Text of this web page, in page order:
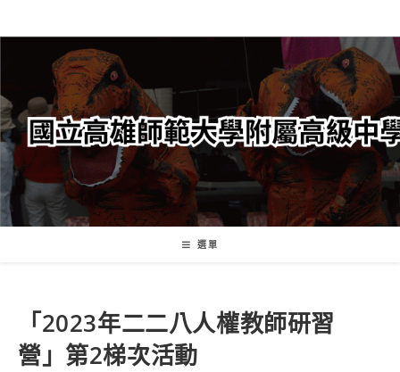
轉
要
內
容
選單
「2023年二二八人權教師研習
營」第2梯次活動